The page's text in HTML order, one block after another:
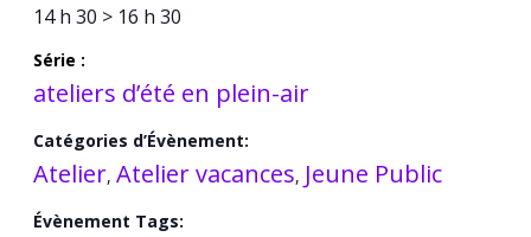
14 h 30 > 16 h 30
Série :
ateliers d’été en plein-air
Catégories d’Évènement:
Atelier,Atelier vacances, Jeune Public
Évènement Tags: